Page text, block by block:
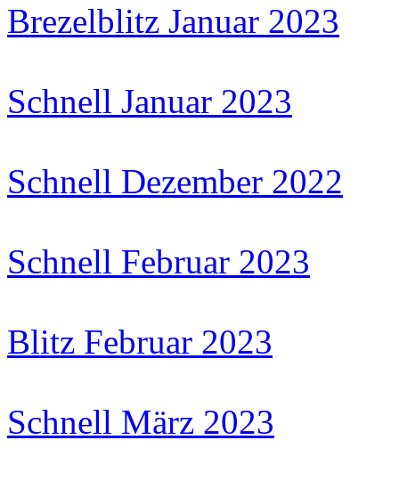
Brezelblitz Januar 2023
Schnell Januar 2023
Schnell Dezember 2022
Schnell Februar 2023
Blitz Februar 2023
Schnell März 2023